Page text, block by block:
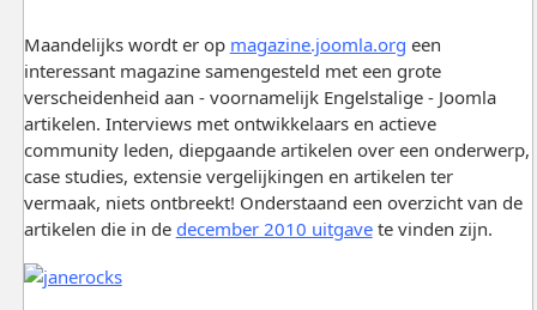
Maandelijks wordt er op magazine.joomla.org een
interessant magazine samengesteld met een grote
verscheidenheid aan - voornamelijk Engelstalige - Joomla
artikelen. Interviews met ontwikkelaars en actieve
community leden, diepgaande artikelen over een onderwerp,
case studies, extensie vergelijkingen en artikelen ter
vermaak, niets ontbreekt! Onderstaand een overzicht van de
artikelen die in de december 2010 uitgavete vinden zijn.